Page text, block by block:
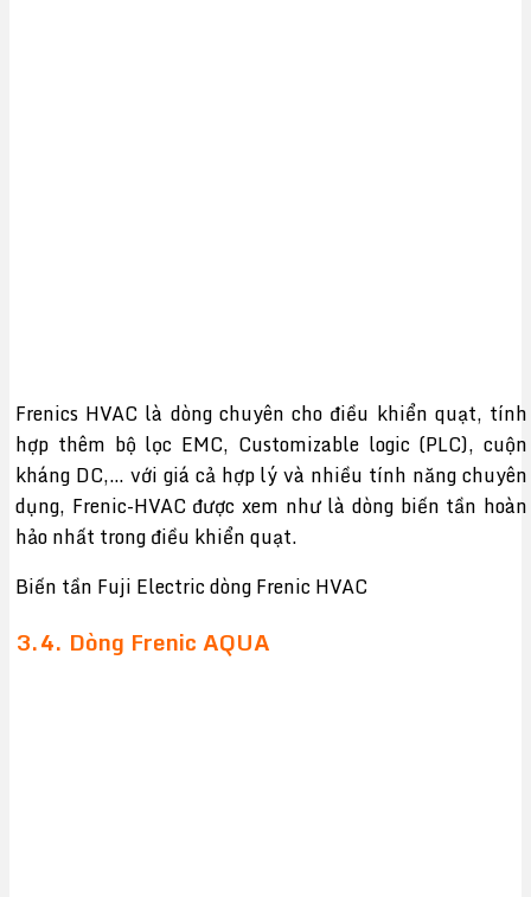
Frenics HVAC là dòng chuyên cho điều khiển quạt, tính
hợp thêm bộ lọc EMC, Customizable logic (PLC), cuộn
kháng DC,… với giá cả hợp lý và nhiều tính năng chuyên
dụng, Frenic-HVAC được xem như là dòng biến tần hoàn
hảo nhất trong điều khiển quạt.
Biến tần Fuji Electric dòng Frenic HVAC
3.4. Dòng Frenic AQUA